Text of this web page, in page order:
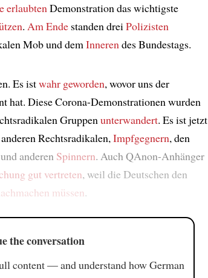
erlaubtenDemonstration das wichtigste
. Am Ende standen dreiPolizisten
Mob und demInnerendes Bundestags.
Es istwahr geworden, wovor uns der
hat. Diese Corona-Demonstrationen wurden
Gruppenunterwandert. Es ist jetzt
Rechtsradikalen,Impfgegnern, den
und anderen Spinnern. Auch QAnon-Anhänger
gut vertreten, weil die Deutschen den
müssen.
the conversation
content — and understand how German